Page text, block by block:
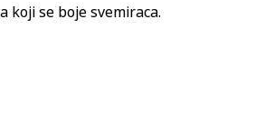
koji se boje svemiraca.